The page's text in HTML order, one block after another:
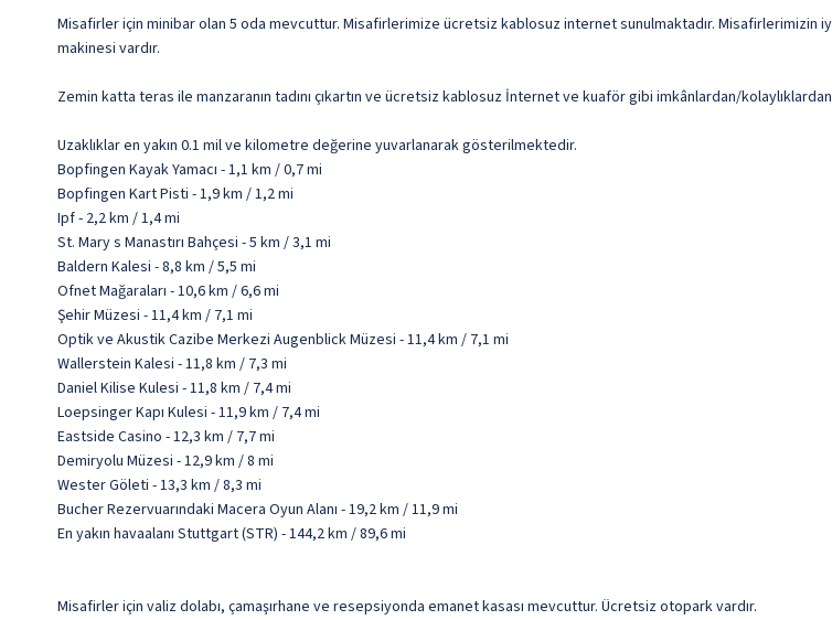
Misafirler için minibar olan 5 oda mevcuttur. Misafirlerimize ücretsiz kablosuz internet sunulmaktadır. Misafirlerimizin
makinesi vardır.
Zemin katta teras ile manzaranın tadını çıkartın ve ücretsiz kablosuz İnternet ve kuaför gibi imkânlardan/
Uzaklıklar en yakın 0.1 mil ve kilometre değerine yuvarlanarak gösterilmektedir.
Bopfingen Kayak Yamacı - 1,1 km / 0,7 mi
Bopfingen Kart Pisti - 1,9 km / 1,2 mi
Ipf - 2,2 km / 1,4 mi
St. Mary s Manastırı Bahçesi - 5 km / 3,1 mi
Baldern Kalesi - 8,8 km / 5,5 mi
Ofnet Mağaraları - 10,6 km / 6,6 mi
Şehir Müzesi - 11,4 km / 7,1 mi
Optik ve Akustik Cazibe Merkezi Augenblick Müzesi - 11,4 km / 7,1 mi
Wallerstein Kalesi - 11,8 km / 7,3 mi
Daniel Kilise Kulesi - 11,8 km / 7,4 mi
Loepsinger Kapı Kulesi - 11,9 km / 7,4 mi
Eastside Casino - 12,3 km / 7,7 mi
Demiryolu Müzesi - 12,9 km / 8 mi
Wester Göleti - 13,3 km / 8,3 mi
Bucher Rezervuarındaki Macera Oyun Alanı - 19,2 km / 11,9 mi
En yakın havaalanı Stuttgart (STR) - 144,2 km / 89,6 mi
Misafirler için valiz dolabı, çamaşırhane ve resepsiyonda emanet kasası mevcuttur. Ücretsiz otopark vardır.